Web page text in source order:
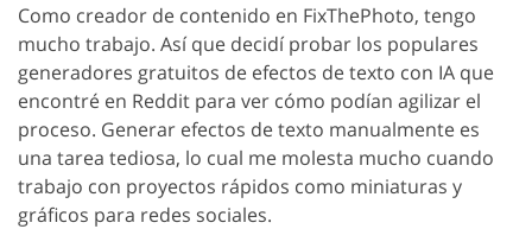
Como creador de contenido en FixThePhoto, tengo
mucho trabajo. Así que decidí probar los populares
generadores gratuitos de efectos de texto con IA que
encontré en Reddit para ver cómo podían agilizar el
proceso. Generar efectos de texto manualmente es
una tarea tediosa, lo cual me molesta mucho cuando
trabajo con proyectos rápidos como miniaturas y
gráficos para redes sociales.